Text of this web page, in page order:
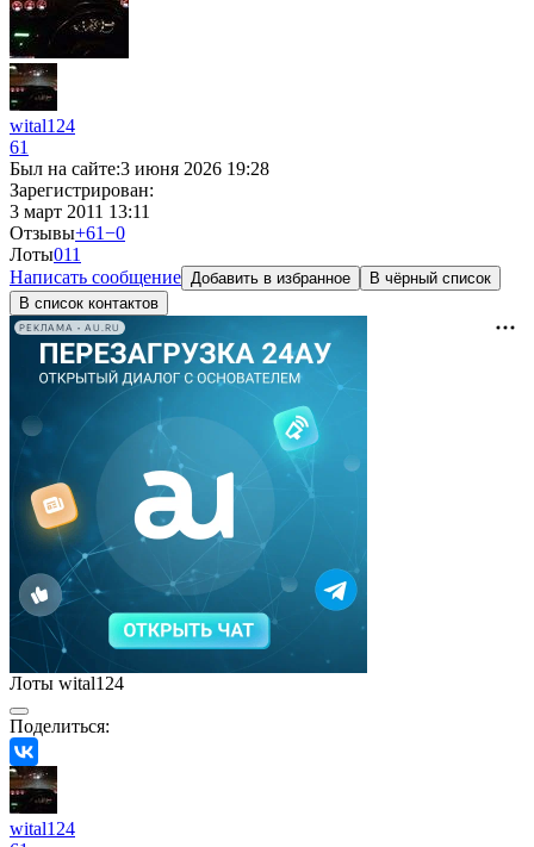
wital124
61
Был на сайте:3 июня 2026 19:28
Зарегистрирован:
3 март 2011 13:11
Отзывы+61−0
Лоты011
Написать сообщение Добавить в избранное
В чёрный список
В список контактов
РЕКЛАМА • AU.RU
Лоты wital124
Поделиться:
wital124